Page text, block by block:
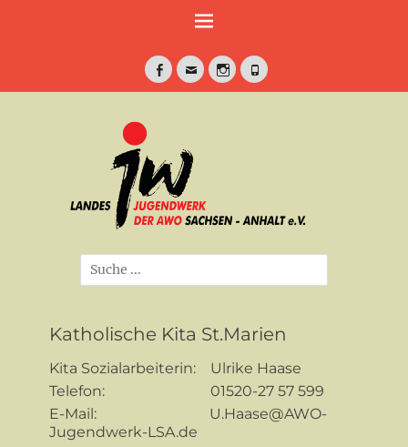
Facebook
E-
InstagramTelefon
Suche
nach:
Katholische Kita St.Marien
Kita Sozialarbeiterin: Ulrike Haase
Telefon: 01520-27 57 599
E-Mail: U.Haase@AWO-
Jugendwerk-LSA.de